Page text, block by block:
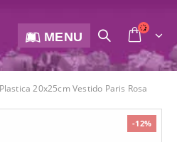
MENU
20x25cm Vestido Paris Rosa
-12%